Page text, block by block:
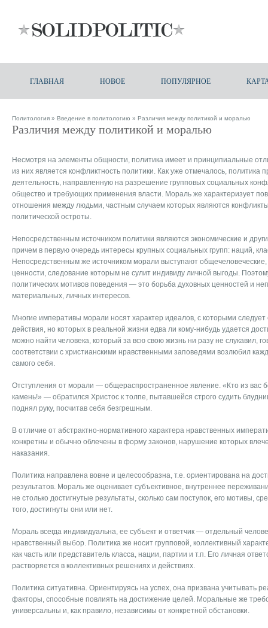
ГЛАВНАЯ НОВОЕ ПОПУЛЯРНОЕ
Политология » Введение в политологию » Различия между политикой и моралью
Различия между политикой и моралью
Несмотря на элементы общности, политика имеет и принципиальные
из них является конфликтность политики. Как уже отмечалось, политика
деятельность, направленную на разрешение групповых социальных
общество и требующих применения власти. Мораль же характеризует
отношения между людьми, частным случаем которых являются
политической остроты.
Непосредственным источником политики являются экономические и
причем в первую очередь интересы крупных социальных групп: наций,
Непосредственным же источником морали выступают общечеловеческие,
ценности, следование которым не сулит индивиду личной выгоды.
политических мотивов поведения — это борьба духовных ценностей и
материальных, личных интересов.
Многие императивы морали носят характер идеалов, с которыми следует
действия, но которых в реальной жизни едва ли кому-нибудь удается
можно найти человека, который за всю свою жизнь ни разу не слукавил,
соответствии с христианскими нравственными заповедями возлюбил
самого себя.
Отступления от морали — общераспространенное явление. «Кто из вас
камень!» — обратился Христос к толпе, пытавшейся строго судить
поднял руку, посчитав себя безгрешным.
В отличие от абстрактно-нормативного характера нравственных
конкретны и обычно облечены в форму законов, нарушение которых
наказания.
Политика направлена вовне и целесообразна, т.е. ориентирована на
результатов. Мораль же оценивает субъективное, внутреннее
не столько достигнутые результаты, сколько сам поступок, его мотивы,
того, достигнуты они или нет.
Мораль всегда индивидуальна, ее субъект и ответчик — отдельный
нравственный выбор. Политика же носит групповой, коллективный
как часть или представитель класса, нации, партии и т.п. Его личная
растворяется в коллективных решениях и действиях.
Политика ситуативна. Ориентируясь на успех, она призвана учитывать
факторы, способные повлиять на достижение целей. Моральные же
универсальны и, как правило, независимы от конкретной обстановки.